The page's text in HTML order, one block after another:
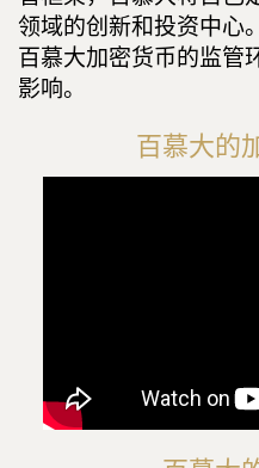
领域的创新和投资中心
百慕大加密货币的监管
影响。
百慕大的